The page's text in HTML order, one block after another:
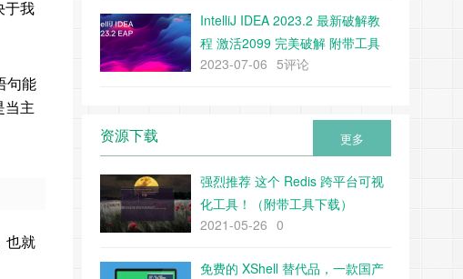
于我
句能
当主
也就
IntelliJ IDEA 2023.2 最新破解教
程 激活2099 完美破解 附带工具
下载
2023-07-06 5评论
更多
资源下载
强烈推荐 这个 Redis 跨平台可视
化工具！（附带工具下载）
2021-05-26 0
免费的 XShell 替代品，一款国产